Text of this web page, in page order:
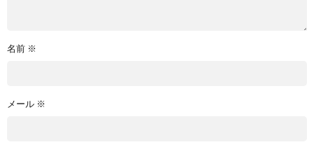
名前 ※
メール ※